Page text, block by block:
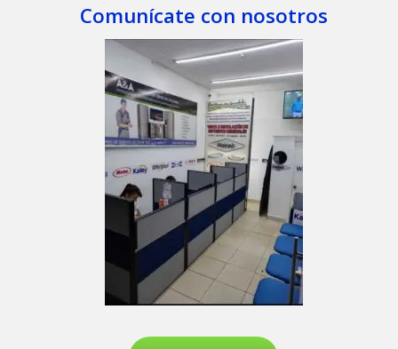
Comunícate con nosotros